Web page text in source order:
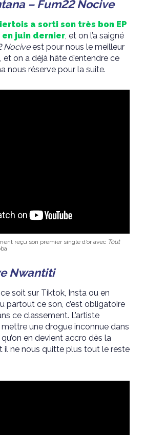
– Fum22 Nocive
a sorti son très bon EP
juin dernier, et on l’a saigné
Nociveest pour nous le meilleur
et on a déjà hâte d’entendre ce
nous réserve pour la suite.
reçu son premier single d’or avec Tout
Nwantiti
soit sur Tiktok, Insta ou en
partout ce son, c’est obligatoire
ce classement. L’artiste
une drogue inconnue dans
en devient accro dès la
il ne nous quitte plus tout le reste